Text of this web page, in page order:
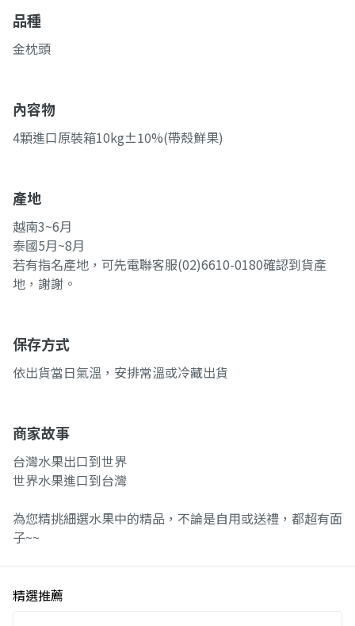
品種
金枕頭
內容物
4顆進口原裝箱10kg±10%(帶殼鮮果)
產地
越南3~6月
泰國5月~8月
若有指名產地，可先電聯客服(02)6610-0180確認到貨產
地，謝謝。
保存方式
依出貨當日氣溫，安排常溫或冷藏出貨
商家故事
台灣水果出口到世界
世界水果進口到台灣
為您精挑細選水果中的精品，不論是自用或送禮，都超有面
子~~
精選推薦